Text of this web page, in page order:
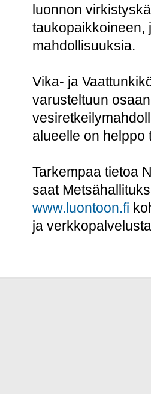
luonnon
taukopaikkoineen,
mahdollisuuksia.
Vika- ja
varusteltuun
alueelle on helppo
Tarkempaa tietoa
saat
www.luontoon.fi
ja